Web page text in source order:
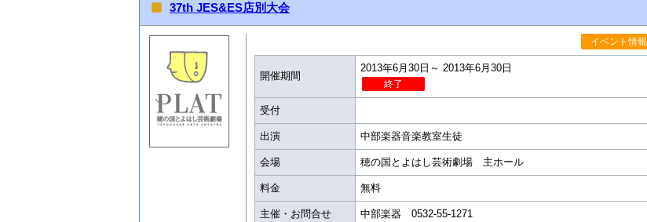
37th JES&ES店別大会
イベント情報
開催期間
2013年6月30日～ 2013年6月30日
終了
受付
出演 中部楽器音楽教室生徒
会場 穂の国とよはし芸術劇場 主ホール
料金 無料
主催・お問合せ 中部楽器 0532-55-1271